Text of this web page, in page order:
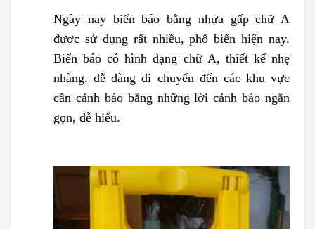
Ngày nay biển báo bằng nhựa gấp chữ A
được sử dụng rất nhiều, phổ biến hiện nay.
Biển báo có hình dạng chữ A, thiết kế nhẹ
nhàng, dễ dàng di chuyển đến các khu vực
cần cảnh báo bằng những lời cảnh báo ngắn
gọn, dễ hiểu.